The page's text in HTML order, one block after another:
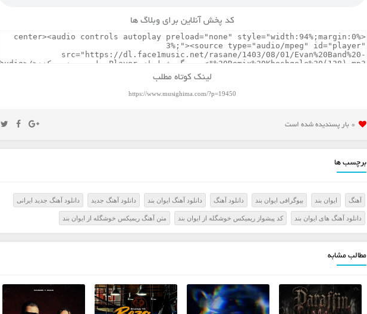
کد پخش آنلاین برای وبلاگ ها
لینک کوتاه مطلب
https://www.musighima.com/?p=19450
0 بار پسنديده شده است
برچسب ها
آهنگ ایوان بند بیوگرافی ایوان بند دانلود آهنگ دانلود آهنگ ایوان بند دانلود آهنگ جدید دانلود آهنگ جدید ایرانی
دانلود آهنگ های ایوان بند کد پیشواز ریمیکس خوشگله از ایوان بند متن آهنگ ریمیکس خوشگله از ایوان بند
مطالب مشابه